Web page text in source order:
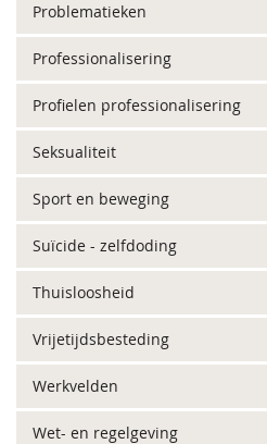
Problematieken
Professionalisering
Profielen professionalisering
Seksualiteit
Sport en beweging
Suïcide - zelfdoding
Thuisloosheid
Vrijetijdsbesteding
Werkvelden
Wet- en regelgeving